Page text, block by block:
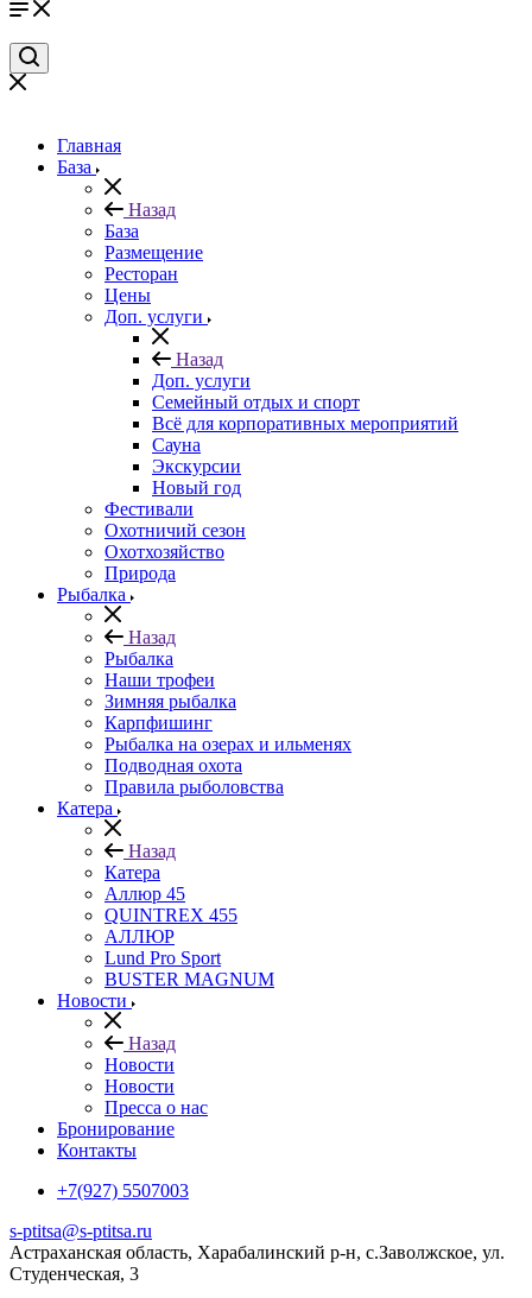
Главная
База
Назад
База
Размещение
Ресторан
Цены
Доп. услуги
Назад
Доп. услуги
Семейный отдых и спорт
Всё для корпоративных мероприятий
Сауна
Экскурсии
Новый год
Фестивали
Охотничий сезон
Охотхозяйство
Природа
Рыбалка
Назад
Рыбалка
Наши трофеи
Зимняя рыбалка
Карпфишинг
Рыбалка на озерах и ильменях
Подводная охота
Правила рыболовства
Катера
Назад
Катера
Аллюр 45
QUINTREX 455
АЛЛЮР
Lund Рro Sport
BUSTER MAGNUM
Новости
Назад
Новости
Новости
Пресса о нас
Бронирование
Контакты
+7(927) 5507003
s-ptitsa@s-ptitsa.ru
Астраханская область, Харабалинский р-н, с.Заволжское, ул.
Студенческая, 3